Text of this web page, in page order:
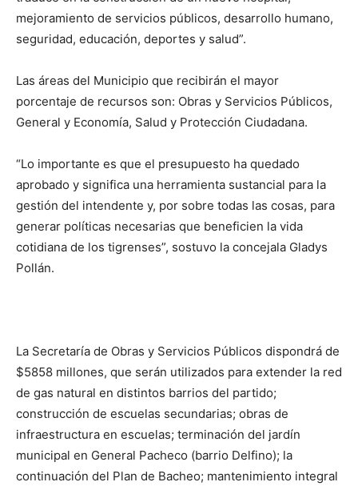
mejoramiento de servicios públicos, desarrollo humano,
seguridad, educación, deportes y salud”.
Las áreas del Municipio que recibirán el mayor
porcentaje de recursos son: Obras y Servicios Públicos,
General y Economía, Salud y Protección Ciudadana.
“Lo importante es que el presupuesto ha quedado
aprobado y significa una herramienta sustancial para la
gestión del intendente y, por sobre todas las cosas, para
generar políticas necesarias que beneficien la vida
cotidiana de los tigrenses”, sostuvo la concejala Gladys
Pollán.
La Secretaría de Obras y Servicios Públicos dispondrá de
$5858 millones, que serán utilizados para extender la red
de gas natural en distintos barrios del partido;
construcción de escuelas secundarias; obras de
infraestructura en escuelas; terminación del jardín
municipal en General Pacheco (barrio Delfino); la
continuación del Plan de Bacheo; mantenimiento integral